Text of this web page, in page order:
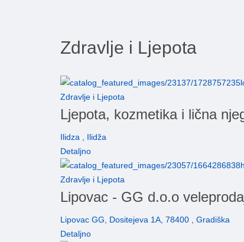
Zdravlje i Ljepota
Zdravlje i Ljepota
Ljepota, kozmetika i lična
Ilidza , Ilidža
Detaljno
Zdravlje i Ljepota
Lipovac - GG d.o.o
Lipovac GG, Dositejeva 1A, 78400 , Gradiška
Detaljno